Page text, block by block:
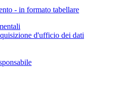
- in formato tabellare
d'ufficio dei dati